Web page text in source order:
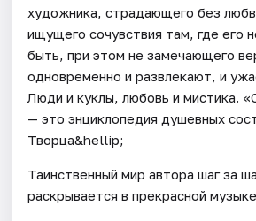
художника, страдающего без
ищущего сочувствия там, где его
быть, при этом не замечающего
одновременно и развлекают, и
Люди и куклы, любовь и мистика.
— это энциклопедия душевных
Творца&hellip;
Таинственный мир автора шаг за
раскрывается в прекрасной